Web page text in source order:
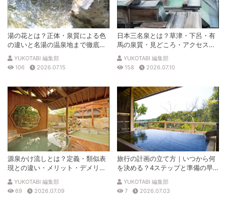
湯の花とは？正体・泉質による色
の違いと名湯の温泉地まで徹底解
説
YUKOTABI 編集部
106
2026.07.15
日本三名泉とは？草津・下呂・有
馬の泉質・見どころ・アクセスを
徹底解説
YUKOTABI 編集部
158
2026.07.10
源泉かけ流しとは？定義・類似表
現との違い・メリット・デメリッ
トを解説
YUKOTABI 編集部
69
2026.07.09
旅行の計画の立て方｜いつから何
を決める？4ステップと準備の早
見表
YUKOTABI 編集部
7
2026.07.03